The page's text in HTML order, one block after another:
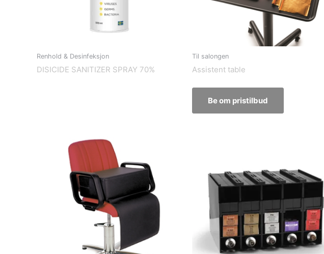
Renhold & Desinfeksjon
DISICIDE SANITIZER SPRAY 70%
Til salongen
Assistent table
Be om pristilbud